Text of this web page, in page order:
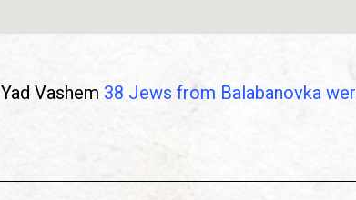
Yad Vashem 38 Jews from Balabanovka